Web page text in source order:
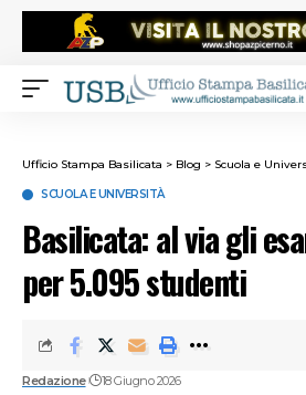
Ufficio Stampa Basilicata > Blog > Scuola e
SCUOLA E UNIVERSITÀ
Basilicata: al via gli
per 5.095 studenti
Redazione 18 Giugno 2026